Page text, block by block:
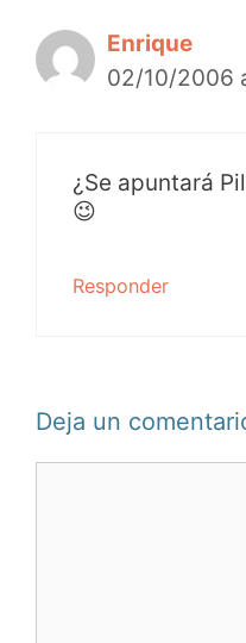
Enrique
02/10/2006
¿Se apuntará
😉
Responder
Deja un